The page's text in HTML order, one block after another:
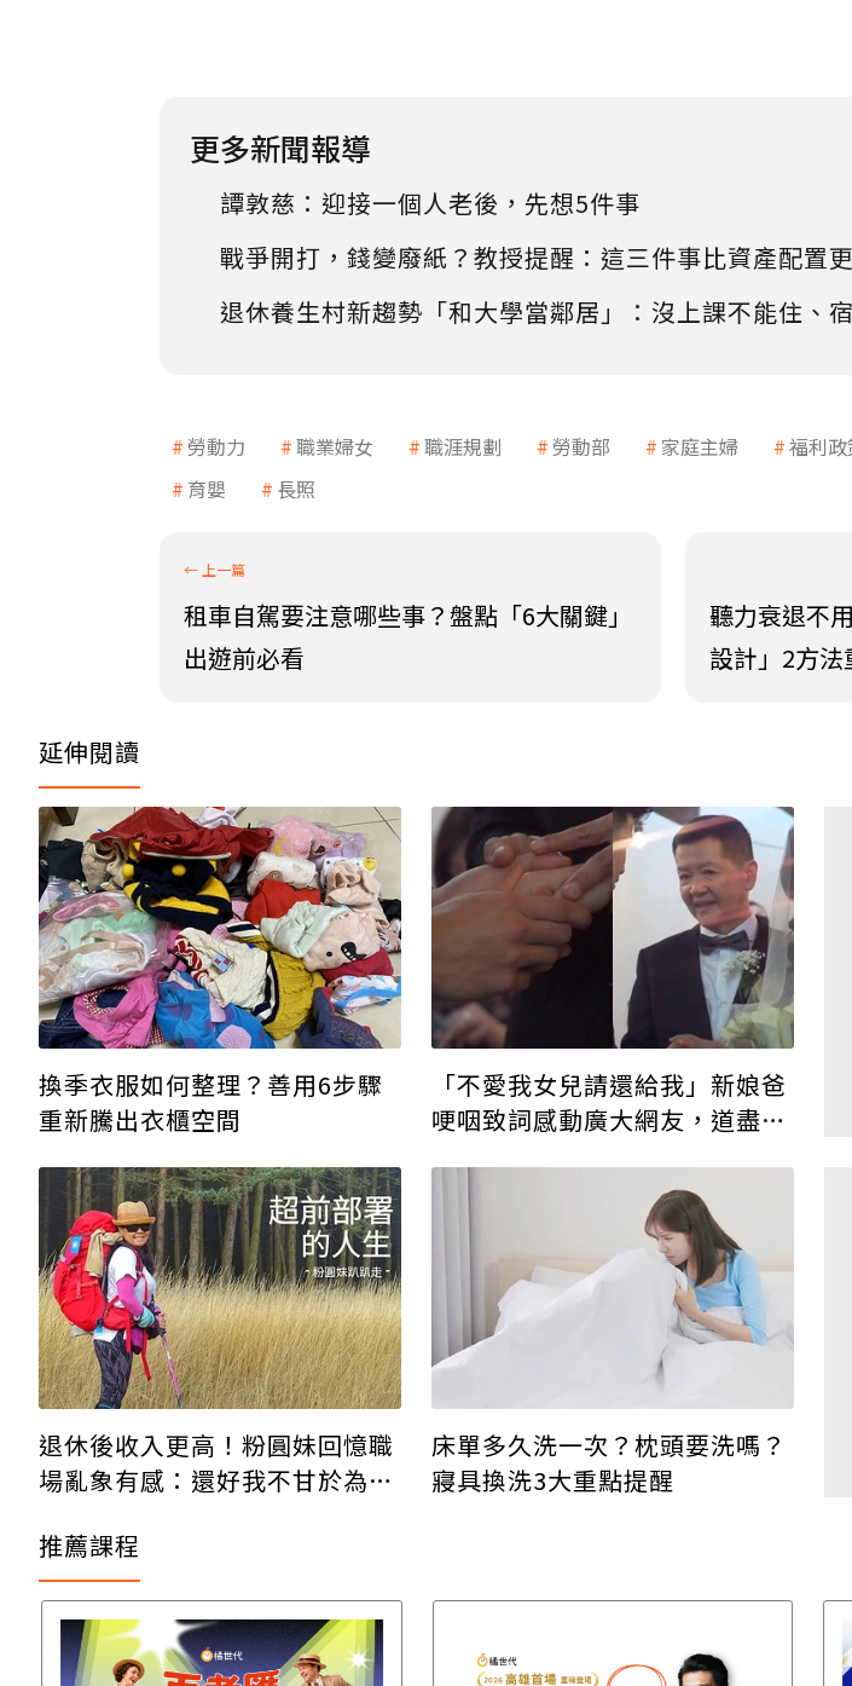
更多新聞報導
譚敦慈：迎接一個人老後，先想5件事
戰爭開打，錢變廢紙？教授提醒：這三件事比資產配置
退休養生村新趨勢「和大學當鄰居」：沒上課不能住、
勞動力 職業婦女 職涯規劃 勞動部 家庭主婦 福利政
育嬰
長照
租車自駕要注意哪些事？盤點「6大關鍵」
出遊前必看
聽力衰退不
設計」2方
延伸閱讀
換季衣服如何整理？善用6步驟
重新騰出衣櫃空間
「不愛我女兒請還給我」新娘爸
哽咽致詞感動廣大網友，道盡天
退休後收入更高！粉圓妹回憶職
場亂象有感：還好我不甘於為蠢
床單多久洗一次？枕頭要洗嗎？
寢具換洗3大重點提醒
推薦課程